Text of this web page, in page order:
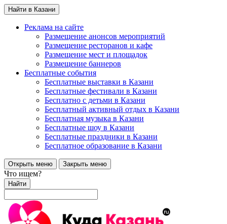
Найти в Казани
Реклама на сайте
Размещение анонсов мероприятий
Размещение ресторанов и кафе
Размещение мест и площадок
Размещение баннеров
Бесплатные события
Бесплатные выставки в Казани
Бесплатные фестивали в Казани
Бесплатно с детьми в Казани
Бесплатный активный отдых в Казани
Бесплатная музыка в Казани
Бесплатные шоу в Казани
Бесплатные праздники в Казани
Бесплатное образование в Казани
Открыть меню Закрыть меню
Что ищем?
Найти